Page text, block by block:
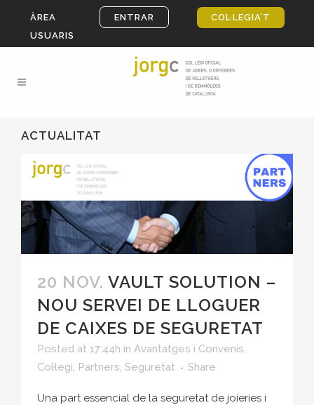
ÀREA
USUARIS
ENTRAR COL·LEGIA’T
ACTUALITAT
20 NOV. VAULT SOLUTION –
NOU SERVEI DE LLOGUER
DE CAIXES DE SEGURETAT
Posted at 17:44h in Avantatges i Convenis,
Col·legi, Partners, Seguretat Share
Una part essencial de la seguretat de joieries i